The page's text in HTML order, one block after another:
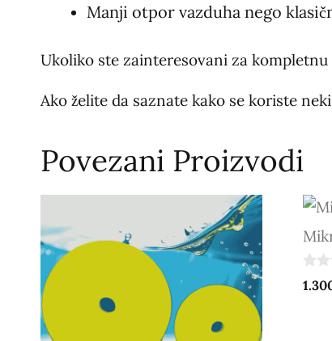
Manji otpor vazduha nego
Ukoliko ste zainteresovani za
Ako želite da saznate kako se koriste
Povezani Proizvodi
0
o